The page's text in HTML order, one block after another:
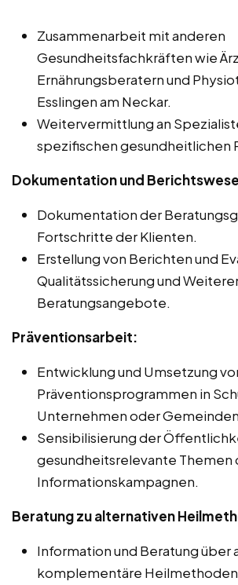
Zusammenarbeit mit anderen
Gesundheitsfachkräften wie
Ernährungsberatern und
Esslingen am Neckar.
Weitervermittlung an
spezifischen gesundheitlichen
Dokumentation und
Dokumentation der
Fortschritte der Klienten.
Erstellung von Berichten und
Qualitätssicherung und
Beratungsangebote.
Präventionsarbeit:
Entwicklung und Umsetzung
Präventionsprogrammen in
Unternehmen oder
Sensibilisierung der
gesundheitsrelevante Themen
Informationskampagnen.
Beratung zu alternativen
Information und Beratung über
komplementäre